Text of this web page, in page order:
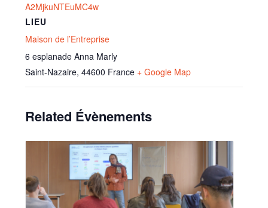
A2MjkuNTEuMC4w
LIEU
Maison de l’Entreprise
6 esplanade Anna Marly
Saint-Nazaire, 44600 France + Google Map
Related Évènements